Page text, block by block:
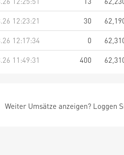
12:23:21
30
12:17:34
0
11:49:31
400
Weiter Umsätze anzeigen? Loggen